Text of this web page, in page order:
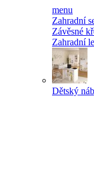
menu
Zahradní
Závěsné
Zahradní
Dětský